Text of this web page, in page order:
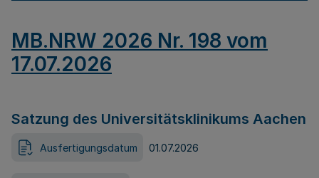
MB.NRW 2026 Nr. 198 vom
17.07.2026
Satzung des Universitätsklinikums Aachen
Ausfertigungsdatum 01.07.2026